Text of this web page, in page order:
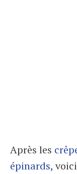
Après les
épinards,